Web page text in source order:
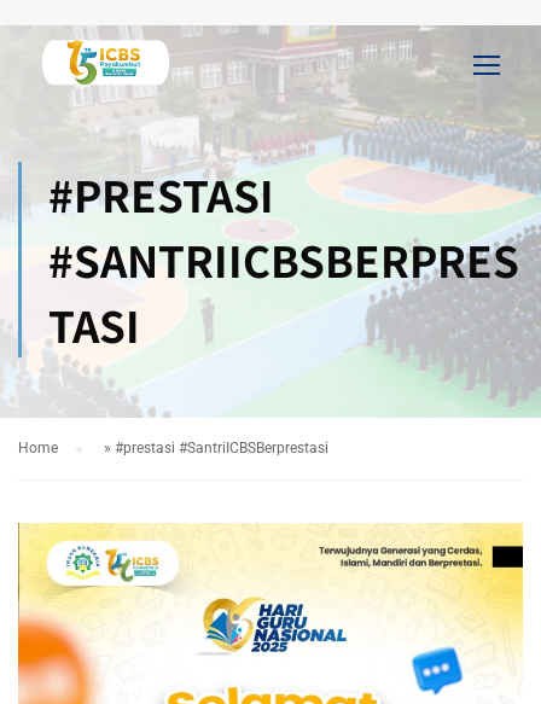
#PRESTASI
#SANTRIICBSBERPRES
TASI
Home » #prestasi #SantriICBSBerprestasi